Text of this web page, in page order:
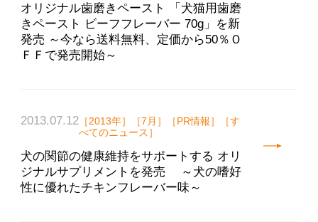
オリジナル歯磨きペースト 「犬猫用歯磨
きペースト ビーフフレーバー 70g」を新
発売 ～今なら送料無料、定価から50％Ｏ
ＦＦで発売開始～
2013.07.12［2013年］［7月］［PR情報］［す
べてのニュース］
犬の関節の健康維持をサポートする オリ
ジナルサプリメントを発売 ～犬の嗜好
性に優れたチキンフレーバー味～